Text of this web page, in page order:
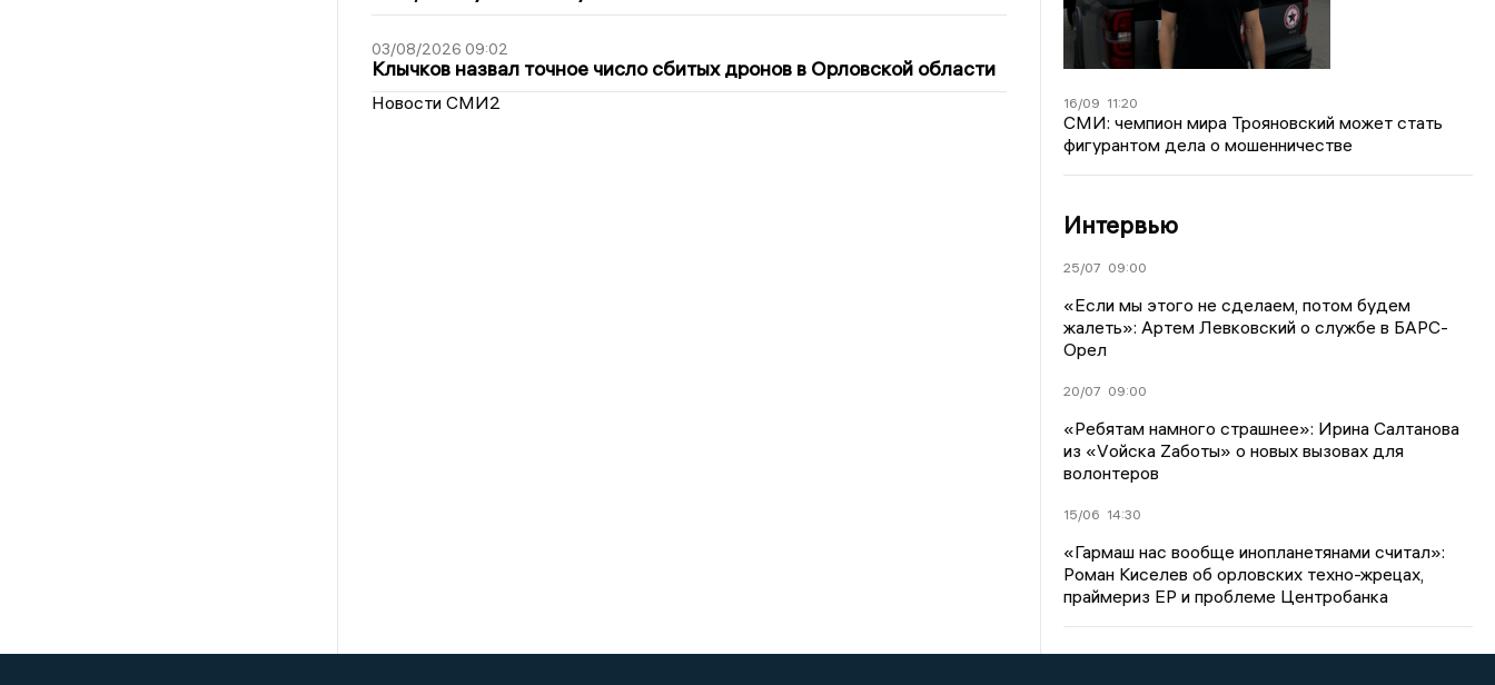
03/08/2026 09:02
Клычков назвал точное число сбитых дронов в Орловской области
Новости СМИ2 16/09 11:20
СМИ: чемпион мира Трояновский может стать
фигурантом дела о мошенничестве
Интервью
25/07 09:00
«Если мы этого не сделаем, потом будем
жалеть»: Артем Левковский о службе в БАРС-
Орел
20/07 09:00
«Ребятам намного страшнее»: Ирина Салтанова
из «Vойска Zаботы» о новых вызовах для
волонтеров
15/06 14:30
«Гармаш нас вообще инопланетянами считал»:
Роман Киселев об орловских техно-жрецах,
праймериз ЕР и проблеме Центробанка